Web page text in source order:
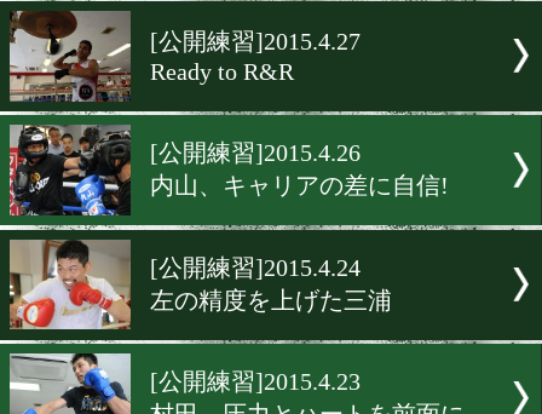
[公開練習]2015.5.3
手の内隠すジョムトーン
[公開練習]2015.4.27
[公開練習]2015.4.27
長谷川「様子を見ます」